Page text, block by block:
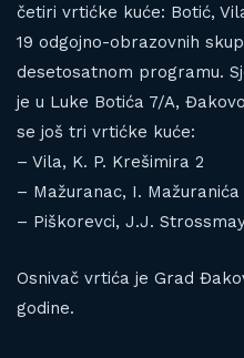
četiri vrtićke kuće: Botić,
19 odgojno-obrazovnih
desetosatnom programu.
je u Luke Botića 7/A,
se još tri vrtićke kuće:
– Vila, K. P. Krešimira 2
– Mažuranac, I. Mažuranića
– Piškorevci, J.J.
Osnivač vrtića je Grad
godine.